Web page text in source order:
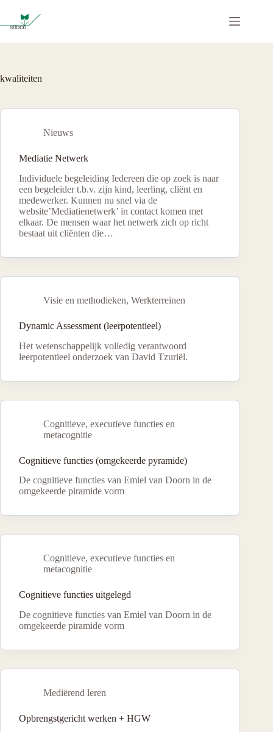
de
kwaliteiten
Nieuws
Mediatie Netwerk
Individuele begeleiding Iedereen die op zoek is naar
een begeleider t.b.v. zijn kind, leerling, cliënt en
medewerker. Kunnen nu snel via de
website’Mediatienetwerk’ in contact komen met
elkaar. De mensen waar het netwerk zich op richt
bestaat uit cliënten die…
Visie en methodieken, Werkterreinen
Dynamic Assessment (leerpotentieel)
Het wetenschappelijk volledig verantwoord
leerpotentieel onderzoek van David Tzuriël.
Cognitieve, executieve functies en
metacognitie
Cognitieve functies (omgekeerde pyramide)
De cognitieve functies van Emiel van Doorn in de
omgekeerde piramide vorm
Cognitieve, executieve functies en
metacognitie
Cognitieve functies uitgelegd
De cognitieve functies van Emiel van Doorn in de
omgekeerde piramide vorm
Mediërend leren
Opbrengstgericht werken + HGW